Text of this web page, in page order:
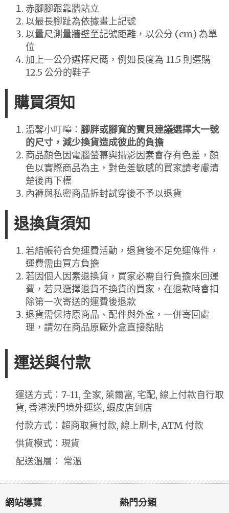
赤腳腳跟靠牆站立
以最長腳趾為依據畫上記號
以量尺測量牆壁至記號距離，以公分 (cm) 為單
位
加上一公分選擇尺碼，例如長度為 11.5 則選購
12.5 公分的鞋子
購買須知
溫馨小叮嚀： 腳胖或腳寬的寶貝建議選擇大一號
的尺寸，減少換貨造成彼此的負擔
商品顏色因電腦螢幕與攝影因素會存有色差，顏
色以實際商品為主，對色差敏感的買家請考慮清
楚後再下標
內褲與私密商品拆封試穿後不予以退貨
退換貨須知
若結帳符合免運費活動，退貨後不足免運條件，
運費需由買方負擔
若因個人因素退換貨，買家必需自行負擔來回運
費，若只選擇退貨不換貨的買家，在退款時會扣
除第一次寄送的運費後退款
退貨需保持原商品、配件與外盒，一併寄回處
理，請勿在商品原廠外盒直接黏貼
運送與付款
運送方式：7-11, 全家, 萊爾富, 宅配, 線上付款自行取
貨, 香港澳門境外運送, 蝦皮店到店
付款方式：超商取貨付款, 線上刷卡, ATM 付款
供貨模式：現貨
配送溫層： 常溫
網站導覽 熱門分類